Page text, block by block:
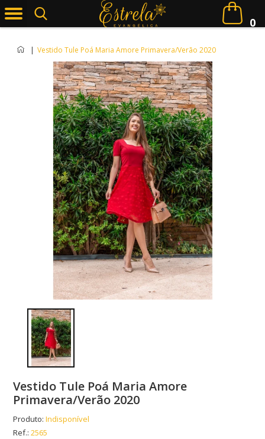
0
| Vestido Tule Poá Maria Amore Primavera/Verão 2020
Vestido Tule Poá Maria Amore
Primavera/Verão 2020
Produto: Indisponível
Ref.:2565